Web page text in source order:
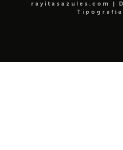
rayitasazules.com |
Tipografía